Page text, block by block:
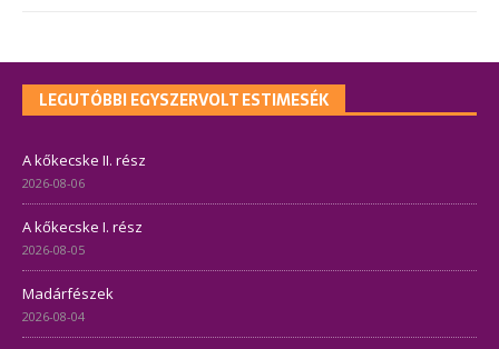
LEGUTÓBBI EGYSZERVOLT ESTIMESÉK
A kőkecske II. rész
2026-08-06
A kőkecske I. rész
2026-08-05
Madárfészek
2026-08-04